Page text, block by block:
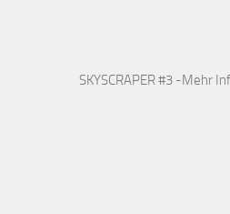
SKYSCRAPER #3 -Mehr